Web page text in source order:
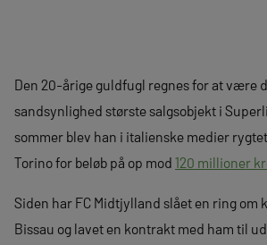
Den 20-årige guldfugl regnes for at være
sandsynlighed største salgsobjekt i
sommer blev han i italienske medier
Torino for beløb på op mod 120 millioner
Siden har FC Midtjylland slået en ring om
Bissau og lavet en kontrakt med ham til